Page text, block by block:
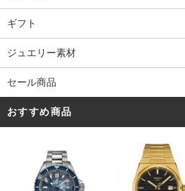
ギフト
ジュエリー素材
セール商品
おすすめ商品